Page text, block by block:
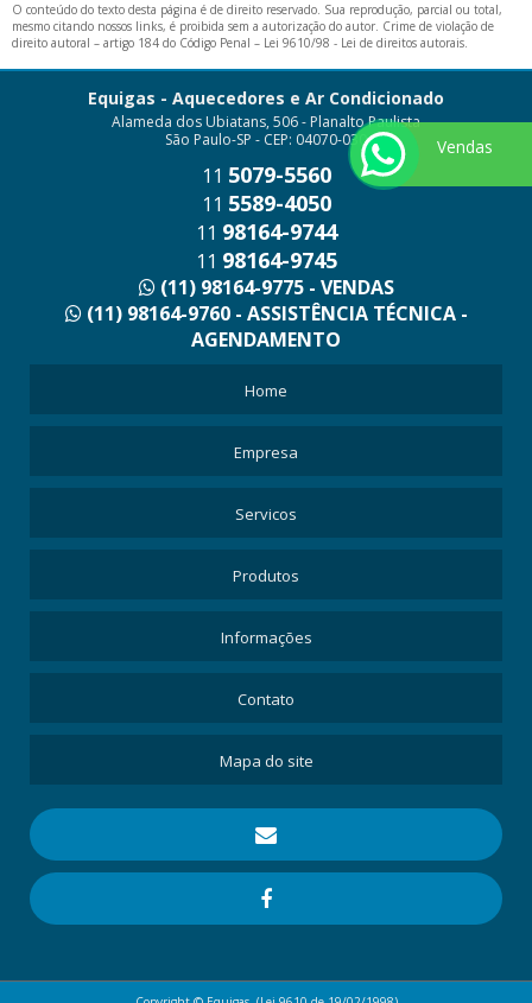
O conteúdo do texto desta página é de direito reservado. Sua reprodução, parcial ou total,
mesmo citando nossos links, é proibida sem a autorização do autor. Crime de violação de
direito autoral – artigo 184 do Código Penal – Lei 9610/98 - Lei de direitos autorais.
Equigas - Aquecedores e Ar Condicionado
Alameda dos Ubiatans, 506 - Planalto Paulista
São Paulo-SP - CEP: 04070-030
11 5079-5560
11 5589-4050
11 98164-9744
11 98164-9745
(11) 98164-9775 - VENDAS
(11) 98164-9760 - ASSISTÊNCIA TÉCNICA -
AGENDAMENTO
Vendas
Home
Empresa
Servicos
Produtos
Informações
Contato
Mapa do site